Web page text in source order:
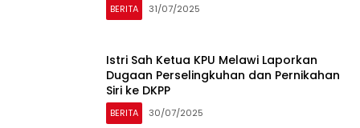
BERITA 31/07/2025
Istri Sah Ketua KPU Melawi Laporkan
Dugaan Perselingkuhan dan Pernikahan
Siri ke DKPP
BERITA 30/07/2025